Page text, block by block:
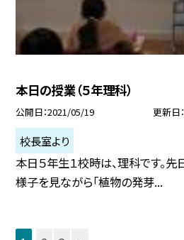
本日の授業（５年理科）
公開日 2021/05/19 更新日
校長室より
本日５年生１校時は、理科です。
様子を見ながら「植物の発芽...